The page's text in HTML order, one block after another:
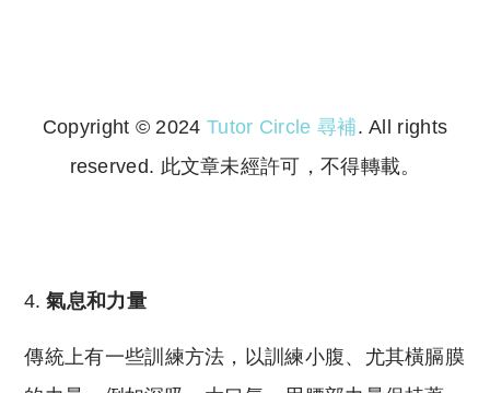
Copyright © 2024 Tutor Circle 尋補. All rights
reserved. 此文章未經許可，不得轉載。
氣息和力量
傳統上有一些訓練方法，以訓練小腹、尤其橫膈膜